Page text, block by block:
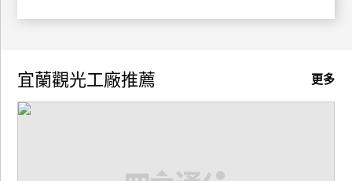
飯
作
更多
宜蘭觀光工廠推薦